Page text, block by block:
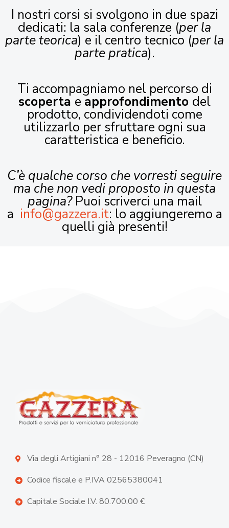
I nostri corsi si svolgono in due spazi
dedicati: la sala conferenze (per la
parte teorica) e il centro tecnico (per la
parte pratica).
Ti accompagniamo nel percorso di
scoperta e approfondimento del
prodotto, condividendoti come
utilizzarlo per sfruttare ogni sua
caratteristica e beneficio.
C’è qualche corso che vorresti seguire
ma che non vedi proposto in questa
pagina?Puoi scriverci una mail
a info@gazzera.it: lo aggiungeremo a
quelli già presenti!
Via degli Artigiani n° 28 - 12016 Peveragno (CN)
Codice fiscale e P.IVA 02565380041
Capitale Sociale I.V. 80.700,00 €